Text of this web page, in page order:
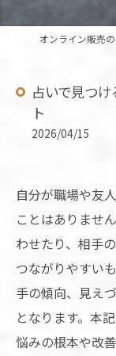
占いで見つ
ト
2026/04/15
自分が職場や友
ことはありませ
わせたり、相手
つながりやすい
手の傾向、見え
となります。本
悩みの根本や改